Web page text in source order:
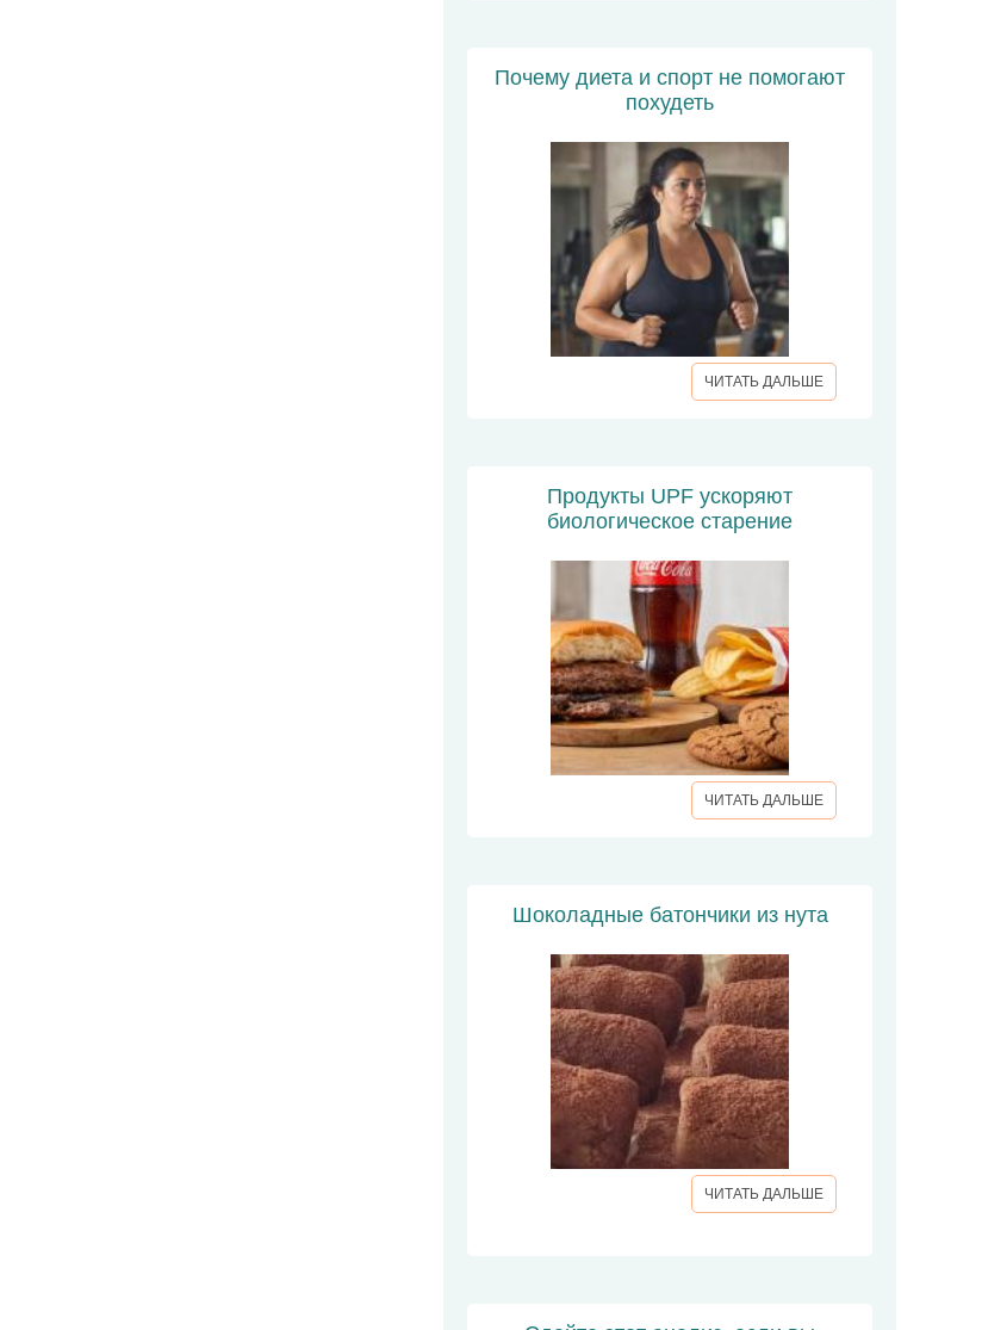
Почему диета и спорт не помогают
похудеть
ЧИТАТЬ ДАЛЬШЕ
Продукты UPF ускоряют
биологическое старение
ЧИТАТЬ ДАЛЬШЕ
Шоколадные батончики из нута
ЧИТАТЬ ДАЛЬШЕ